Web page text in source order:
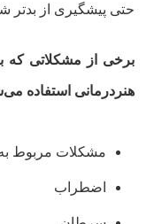
حتی پیشگیری از بدتر
برخی از مشکلاتی که
هنردرمانی استفاده
مشکلات مربوط
اضطراب